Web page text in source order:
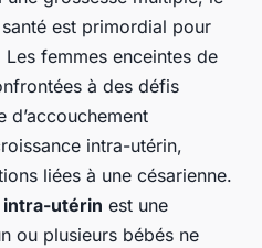
est primordial pour
femmes enceintes de
à des défis
d’accouchement
intra-utérin,
liées à une césarienne.
intra-utérin est une
ou plusieurs bébés ne